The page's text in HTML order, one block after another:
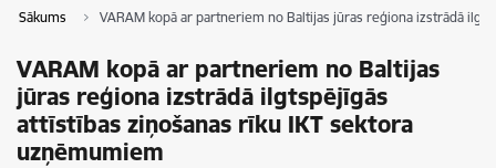
Sākums VARAM kopā ar partneriem no Baltijas jūras reģiona izstrādā
VARAM kopā ar partneriem no Baltijas
jūras reģiona izstrādā ilgtspējīgās
attīstības ziņošanas rīku IKT sektora
uzņēmumiem